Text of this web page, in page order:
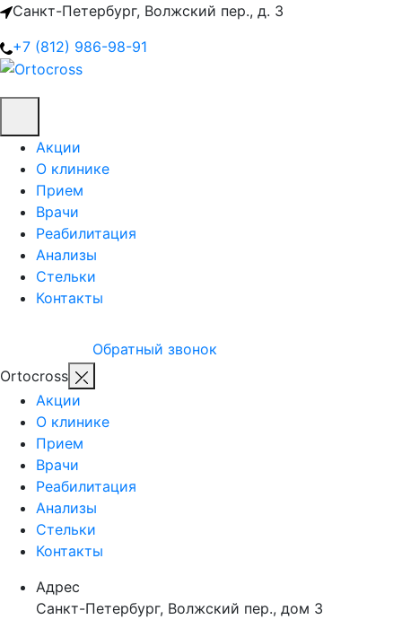
Санкт-Петербург, Волжский пер., д. 3
+7 (812) 986-98-91
Акции
О клинике
Прием
Врачи
Реабилитация
Анализы
Стельки
Контакты
Обратный звонок
Ortocross
Акции
О клинике
Прием
Врачи
Реабилитация
Анализы
Стельки
Контакты
Адрес
Санкт-Петербург, Волжский пер., дом 3